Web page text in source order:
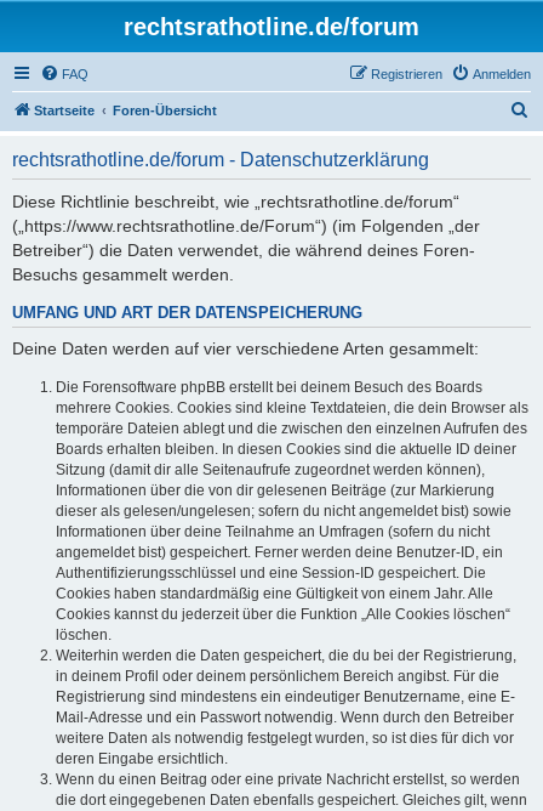
rechtsrathotline.de/forum
FAQ Anmelden
Registrieren
Startseite Foren-Übersicht
rechtsrathotline.de/forum - Datenschutzerklärung
Diese Richtlinie beschreibt, wie „rechtsrathotline.de/forum“
(„https://www.rechtsrathotline.de/Forum“) (im Folgenden „der
Betreiber“) die Daten verwendet, die während deines Foren-
Besuchs gesammelt werden.
UMFANG UND ART DER DATENSPEICHERUNG
Deine Daten werden auf vier verschiedene Arten gesammelt:
Die Forensoftware phpBB erstellt bei deinem Besuch des Boards
mehrere Cookies. Cookies sind kleine Textdateien, die dein Browser als
temporäre Dateien ablegt und die zwischen den einzelnen Aufrufen des
Boards erhalten bleiben. In diesen Cookies sind die aktuelle ID deiner
Sitzung (damit dir alle Seitenaufrufe zugeordnet werden können),
Informationen über die von dir gelesenen Beiträge (zur Markierung
dieser als gelesen/ungelesen; sofern du nicht angemeldet bist) sowie
Informationen über deine Teilnahme an Umfragen (sofern du nicht
angemeldet bist) gespeichert. Ferner werden deine Benutzer-ID, ein
Authentifizierungsschlüssel und eine Session-ID gespeichert. Die
Cookies haben standardmäßig eine Gültigkeit von einem Jahr. Alle
Cookies kannst du jederzeit über die Funktion „Alle Cookies löschen“
löschen.
Weiterhin werden die Daten gespeichert, die du bei der Registrierung,
in deinem Profil oder deinem persönlichem Bereich angibst. Für die
Registrierung sind mindestens ein eindeutiger Benutzername, eine E-
Mail-Adresse und ein Passwort notwendig. Wenn durch den Betreiber
weitere Daten als notwendig festgelegt wurden, so ist dies für dich vor
deren Eingabe ersichtlich.
Wenn du einen Beitrag oder eine private Nachricht erstellst, so werden
die dort eingegebenen Daten ebenfalls gespeichert. Gleiches gilt, wenn